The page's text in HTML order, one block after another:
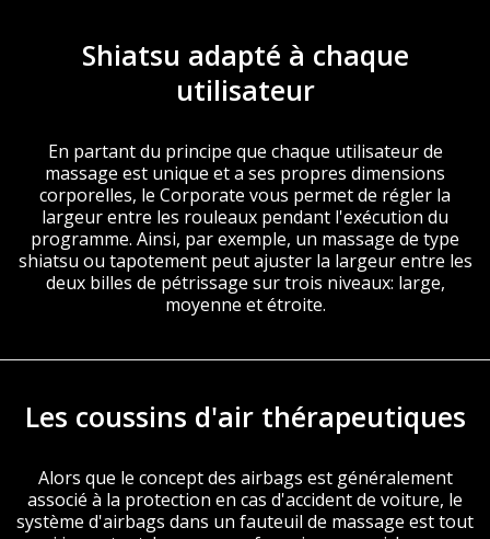
Shiatsu adapté à chaque
utilisateur
En partant du principe que chaque utilisateur de
massage est unique et a ses propres dimensions
corporelles, le Corporate vous permet de régler la
largeur entre les rouleaux pendant l'exécution du
programme. Ainsi, par exemple, un massage de type
shiatsu ou tapotement peut ajuster la largeur entre les
deux billes de pétrissage sur trois niveaux: large,
moyenne et étroite.
Les coussins d'air thérapeutiques
Alors que le concept des airbags est généralement
associé à la protection en cas d'accident de voiture, le
système d'airbags dans un fauteuil de massage est tout